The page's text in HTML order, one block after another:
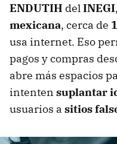
ENDUTIH delINEGI,
mexicana, cerca de
usa internet. Eso
pagos y compras
abre más espacios
intenten suplantar
usuarios a sitios